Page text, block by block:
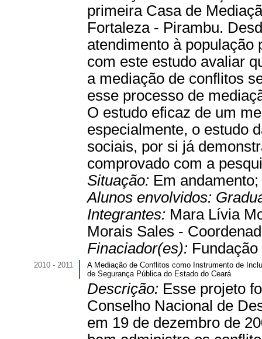
primeira Casa de
Fortaleza - Pirambu.
atendimento à população
com este estudo avaliar
a mediação de conflitos
esse processo de
O estudo eficaz de um
especialmente, o estudo
sociais, por si já
comprovado com a
Situação: Em andamento;
Alunos envolvidos:
Integrantes: Mara Lívia
Morais Sales -
Finaciador(es):
2010 - 2011
A Mediação de Conflitos como Instrumento de
de Segurança Pública do Estado do Ceará
Descrição: Esse projeto
Conselho Nacional de
em 19 de dezembro de